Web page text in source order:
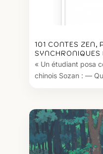
101 CONTES ZEN,
SYNCHRONIQUES
« Un étudiant posa
chinois Sozan : —